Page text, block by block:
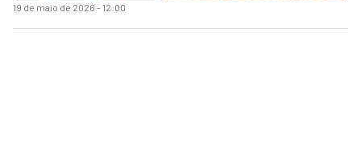
19 de maio de 2026 - 12:00